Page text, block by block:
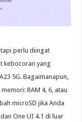
perlu diingat
kebocoran yang
5G. Bagaimanapun,
RAM 4, 6, atau
microSD jika Anda
One UI 4.1 di luar